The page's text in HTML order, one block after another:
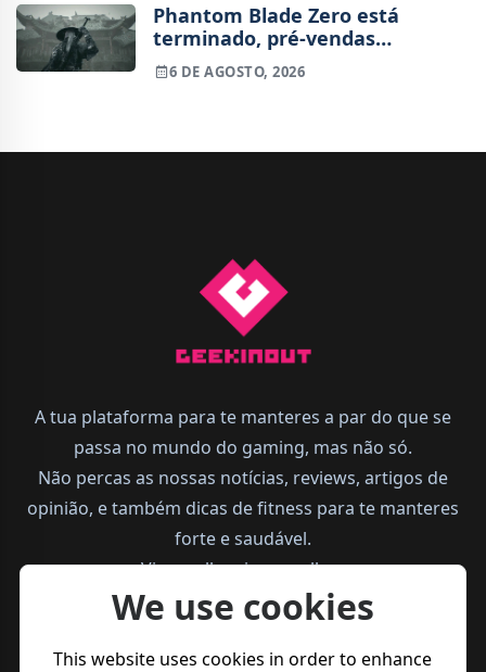
Phantom Blade Zero está
terminado, pré-vendas
começam na próxima semana
6 DE AGOSTO, 2026
A tua plataforma para te manteres a par do que se
passa no mundo do gaming, mas não só.
Não percas as nossas notícias, reviews, artigos de
opinião, e também dicas de fitness para te manteres
forte e saudável.
Vive melhor, joga melhor.
We use cookies
This website uses cookies in order to enhance